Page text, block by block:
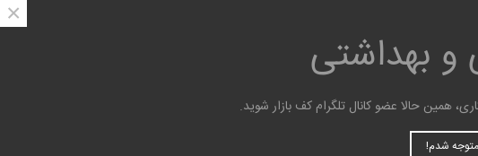
و بهداشتی
حالا عضو کانال تلگرام کف بازار شوید.
متوجه شدم!
×